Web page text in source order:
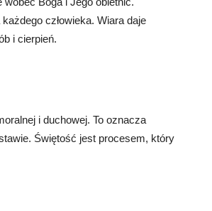
człowieka. Wiara daje
i cierpień.
i duchowej. To oznacza
Świętość jest procesem, który